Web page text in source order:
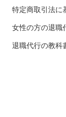
特定商取引法に
女性の方の退職
退職代行の教科